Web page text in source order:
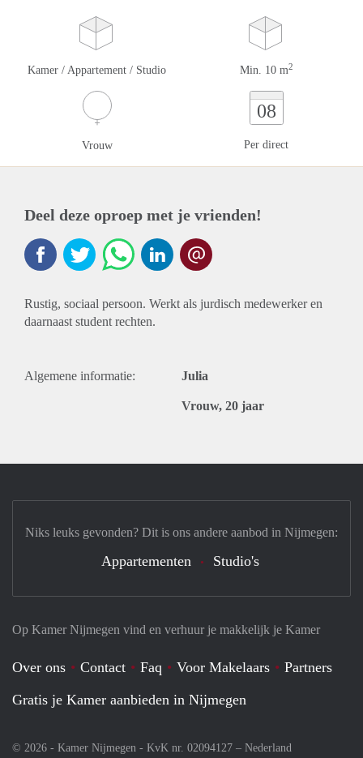
Kamer / Appartement / Studio Min. 10 m2
Vrouw
08
Per direct
Deel deze oproep met je vrienden!
Rustig, sociaal persoon. Werkt als jurdisch medewerker en
daarnaast student rechten.
Algemene informatie: Julia
Vrouw, 20 jaar
Op Kamer Nijmegen vind en verhuur je makkelijk je Kamer
Over ons Contact Faq Voor Makelaars
Partners
Gratis je Kamer aanbieden in Nijmegen
© 2026 - Kamer Nijmegen - KvK nr. 02094127 – Nederland
Niks leuks gevonden? Dit is ons andere aanbod in Nijmegen:
Appartementen Studio's